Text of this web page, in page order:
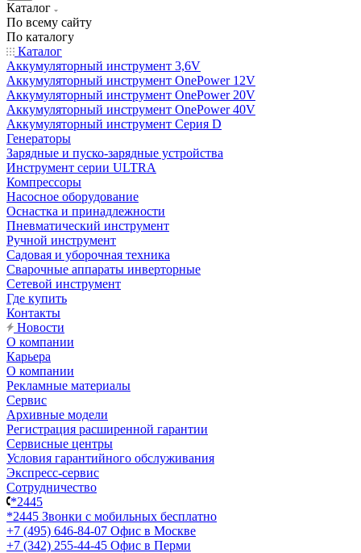
Каталог
По всему сайту
По каталогу
Каталог
Аккумуляторный инструмент 3,6V
Аккумуляторный инструмент OnePower 12V
Аккумуляторный инструмент OnePower 20V
Аккумуляторный инструмент OnePower 40V
Аккумуляторный инструмент Серия D
Генераторы
Зарядные и пуско-зарядные устройства
Инструмент серии ULTRA
Компрессоры
Насосное оборудование
Оснастка и принадлежности
Пневматический инструмент
Ручной инструмент
Садовая и уборочная техника
Сварочные аппараты инверторные
Сетевой инструмент
Где купить
Контакты
Новости
О компании
Карьера
О компании
Рекламные материалы
Сервис
Архивные модели
Регистрация расширенной гарантии
Сервисные центры
Условия гарантийного обслуживания
Экспресс-сервис
Сотрудничество
*2445
*2445 Звонки с мобильных бесплатно
+7 (495) 646-84-07 Офис в Москве
+7 (342) 255-44-45 Офис в Перми